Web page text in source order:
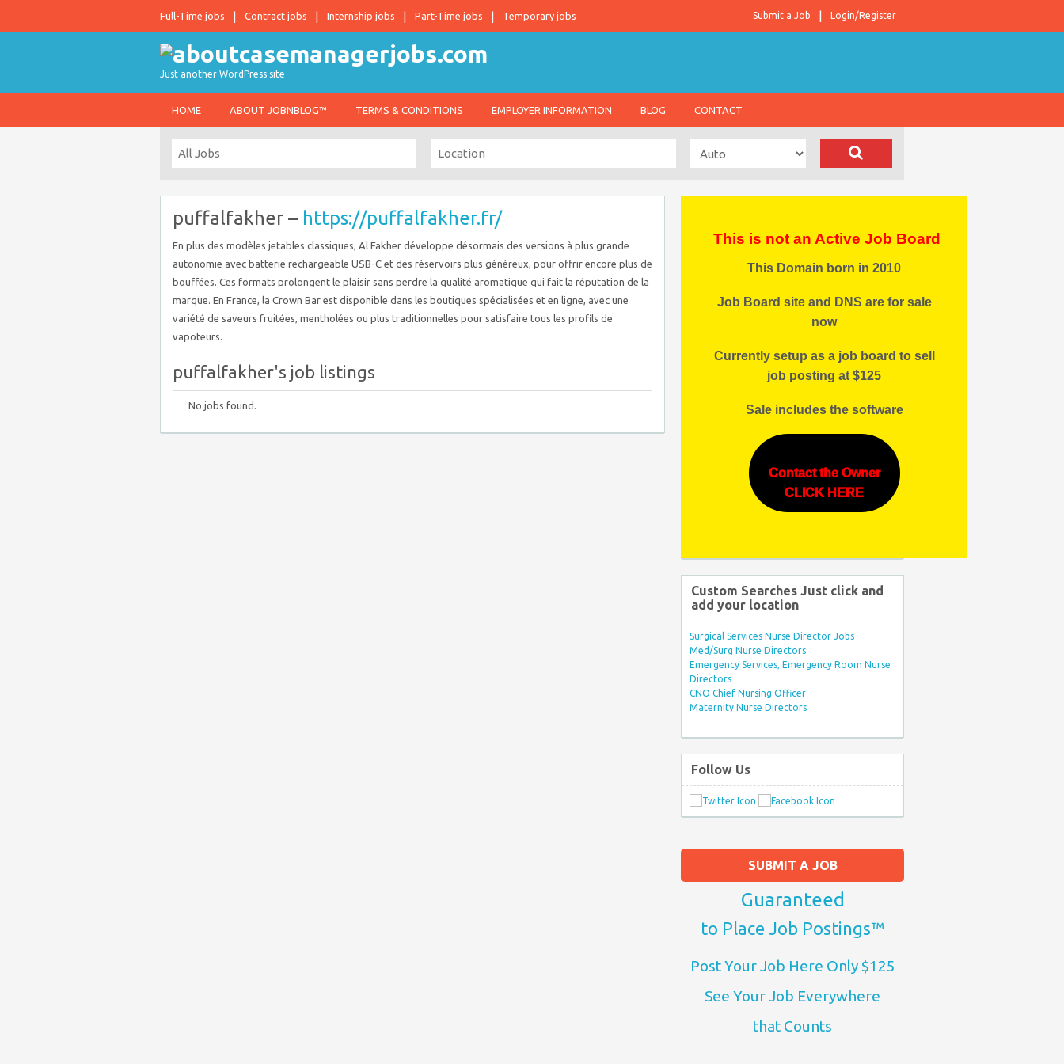
Full-Time jobs Contract jobs Internship jobs Part-Time jobs Temporary jobs Login/Register
Submit a Job
Just another WordPress site
HOME ABOUT JOBNBLOG™ TERMS & CONDITIONS EMPLOYER INFORMATION BLOG CONTACT
puffalfakher – https://puffalfakher.fr/
En plus des modèles jetables classiques, Al Fakher développe désormais des versions à plus grande
autonomie avec batterie rechargeable USB-C et des réservoirs plus généreux, pour offrir encore plus de
bouffées. Ces formats prolongent le plaisir sans perdre la qualité aromatique qui fait la réputation de la
marque. En France, la Crown Bar est disponible dans les boutiques spécialisées et en ligne, avec une
variété de saveurs fruitées, mentholées ou plus traditionnelles pour satisfaire tous les profils de
vapoteurs.
puffalfakher's job listings
No jobs found.
SUBMIT A JOB
Guaranteed
to Place Job Postings™
Post Your Job Here Only $125
See Your Job Everywhere
that Counts
This is not an Active Job Board
This Domain born in 2010
Job Board site and DNS are for sale
now
Currently setup as a job board to sell
job posting at $125
Sale includes the software
Contact the Owner
CLICK HERE
Custom Searches Just click and
add your location
Surgical Services Nurse Director Jobs
Med/Surg Nurse Directors
Emergency Services, Emergency Room Nurse
Directors
CNO Chief Nursing Officer
Maternity Nurse Directors
Follow Us